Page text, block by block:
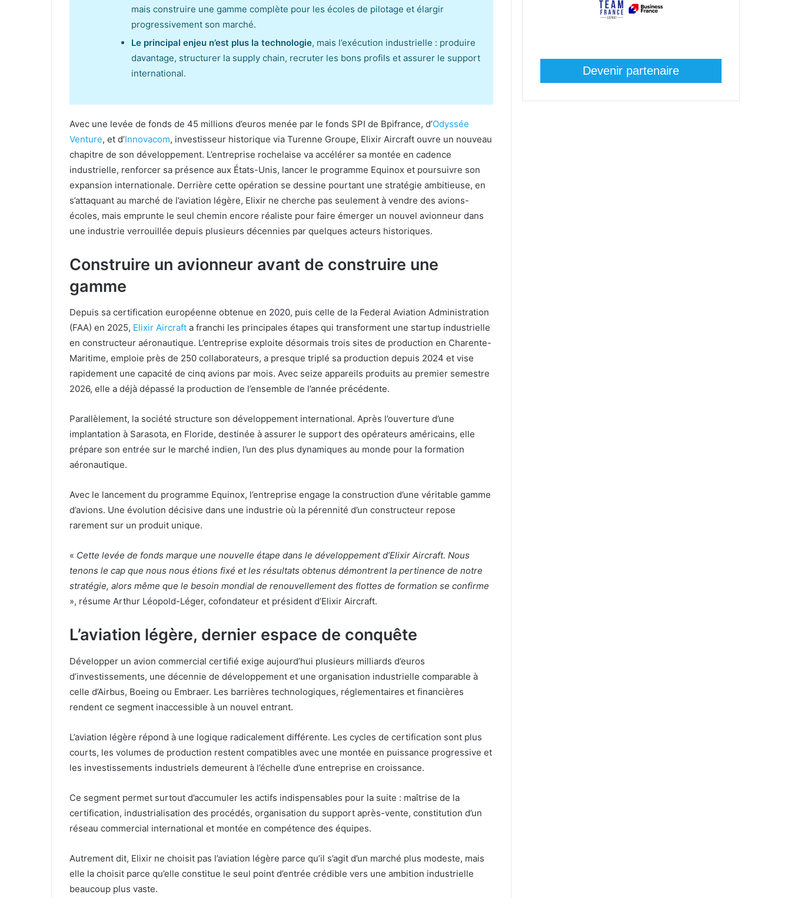
mais construire une gamme complète pour les écoles de pilotage et élargir
progressivement son marché.
Le principal enjeu n’est plus la technologie, mais l’exécution industrielle : produire
davantage, structurer la supply chain, recruter les bons profils et assurer le support
international.
Avec une levée de fonds de 45 millions d’euros menée par le fonds SPI de Bpifrance, d’Odyssée
Venture, et d’Innovacom, investisseur historique via Turenne Groupe, Elixir Aircraft ouvre un nouveau
chapitre de son développement. L’entreprise rochelaise va accélérer sa montée en cadence
industrielle, renforcer sa présence aux États-Unis, lancer le programme Equinox et poursuivre son
expansion internationale. Derrière cette opération se dessine pourtant une stratégie ambitieuse, en
s’attaquant au marché de l’aviation légère, Elixir ne cherche pas seulement à vendre des avions-
écoles, mais emprunte le seul chemin encore réaliste pour faire émerger un nouvel avionneur dans
une industrie verrouillée depuis plusieurs décennies par quelques acteurs historiques.
Construire un avionneur avant de construire une
gamme
Depuis sa certification européenne obtenue en 2020, puis celle de la Federal Aviation Administration
(FAA) en 2025, Elixir Aircraft a franchi les principales étapes qui transforment une startup industrielle
en constructeur aéronautique. L’entreprise exploite désormais trois sites de production en Charente-
Maritime, emploie près de 250 collaborateurs, a presque triplé sa production depuis 2024 et vise
rapidement une capacité de cinq avions par mois. Avec seize appareils produits au premier semestre
2026, elle a déjà dépassé la production de l’ensemble de l’année précédente.
Parallèlement, la société structure son développement international. Après l’ouverture d’une
implantation à Sarasota, en Floride, destinée à assurer le support des opérateurs américains, elle
prépare son entrée sur le marché indien, l’un des plus dynamiques au monde pour la formation
aéronautique.
Avec le lancement du programme Equinox, l’entreprise engage la construction d’une véritable gamme
d’avions. Une évolution décisive dans une industrie où la pérennité d’un constructeur repose
rarement sur un produit unique.
« Cette levée de fonds marque une nouvelle étape dans le développement d’Elixir Aircraft. Nous
tenons le cap que nous nous étions fixé et les résultats obtenus démontrent la pertinence de notre
stratégie, alors même que le besoin mondial de renouvellement des flottes de formation se confirme
», résume Arthur Léopold-Léger, cofondateur et président d’Elixir Aircraft.
L’aviation légère, dernier espace de conquête
Développer un avion commercial certifié exige aujourd’hui plusieurs milliards d’euros
d’investissements, une décennie de développement et une organisation industrielle comparable à
celle d’Airbus, Boeing ou Embraer. Les barrières technologiques, réglementaires et financières
rendent ce segment inaccessible à un nouvel entrant.
L’aviation légère répond à une logique radicalement différente. Les cycles de certification sont plus
courts, les volumes de production restent compatibles avec une montée en puissance progressive et
les investissements industriels demeurent à l’échelle d’une entreprise en croissance.
Ce segment permet surtout d’accumuler les actifs indispensables pour la suite : maîtrise de la
certification, industrialisation des procédés, organisation du support après-vente, constitution d’un
réseau commercial international et montée en compétence des équipes.
Autrement dit, Elixir ne choisit pas l’aviation légère parce qu’il s’agit d’un marché plus modeste, mais
elle la choisit parce qu’elle constitue le seul point d’entrée crédible vers une ambition industrielle
beaucoup plus vaste.
Devenir partenaire